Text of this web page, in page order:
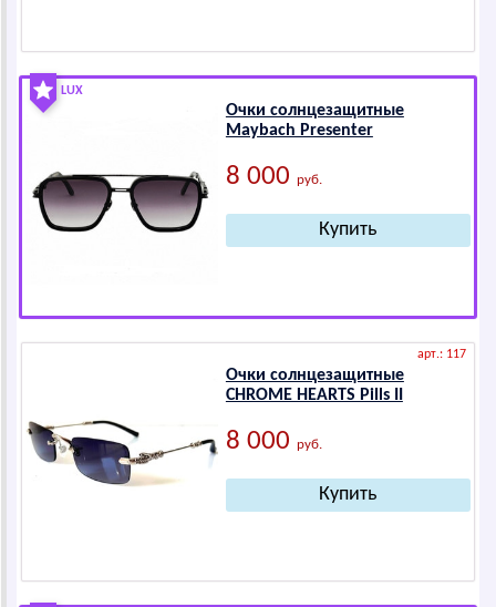
LUX
Очки солнцезащитные
Maybach Presenter
8 000 руб.
арт.: 117
Очки солнцезащитные
СНRОМЕ НЕАRТS Pills II
8 000 руб.